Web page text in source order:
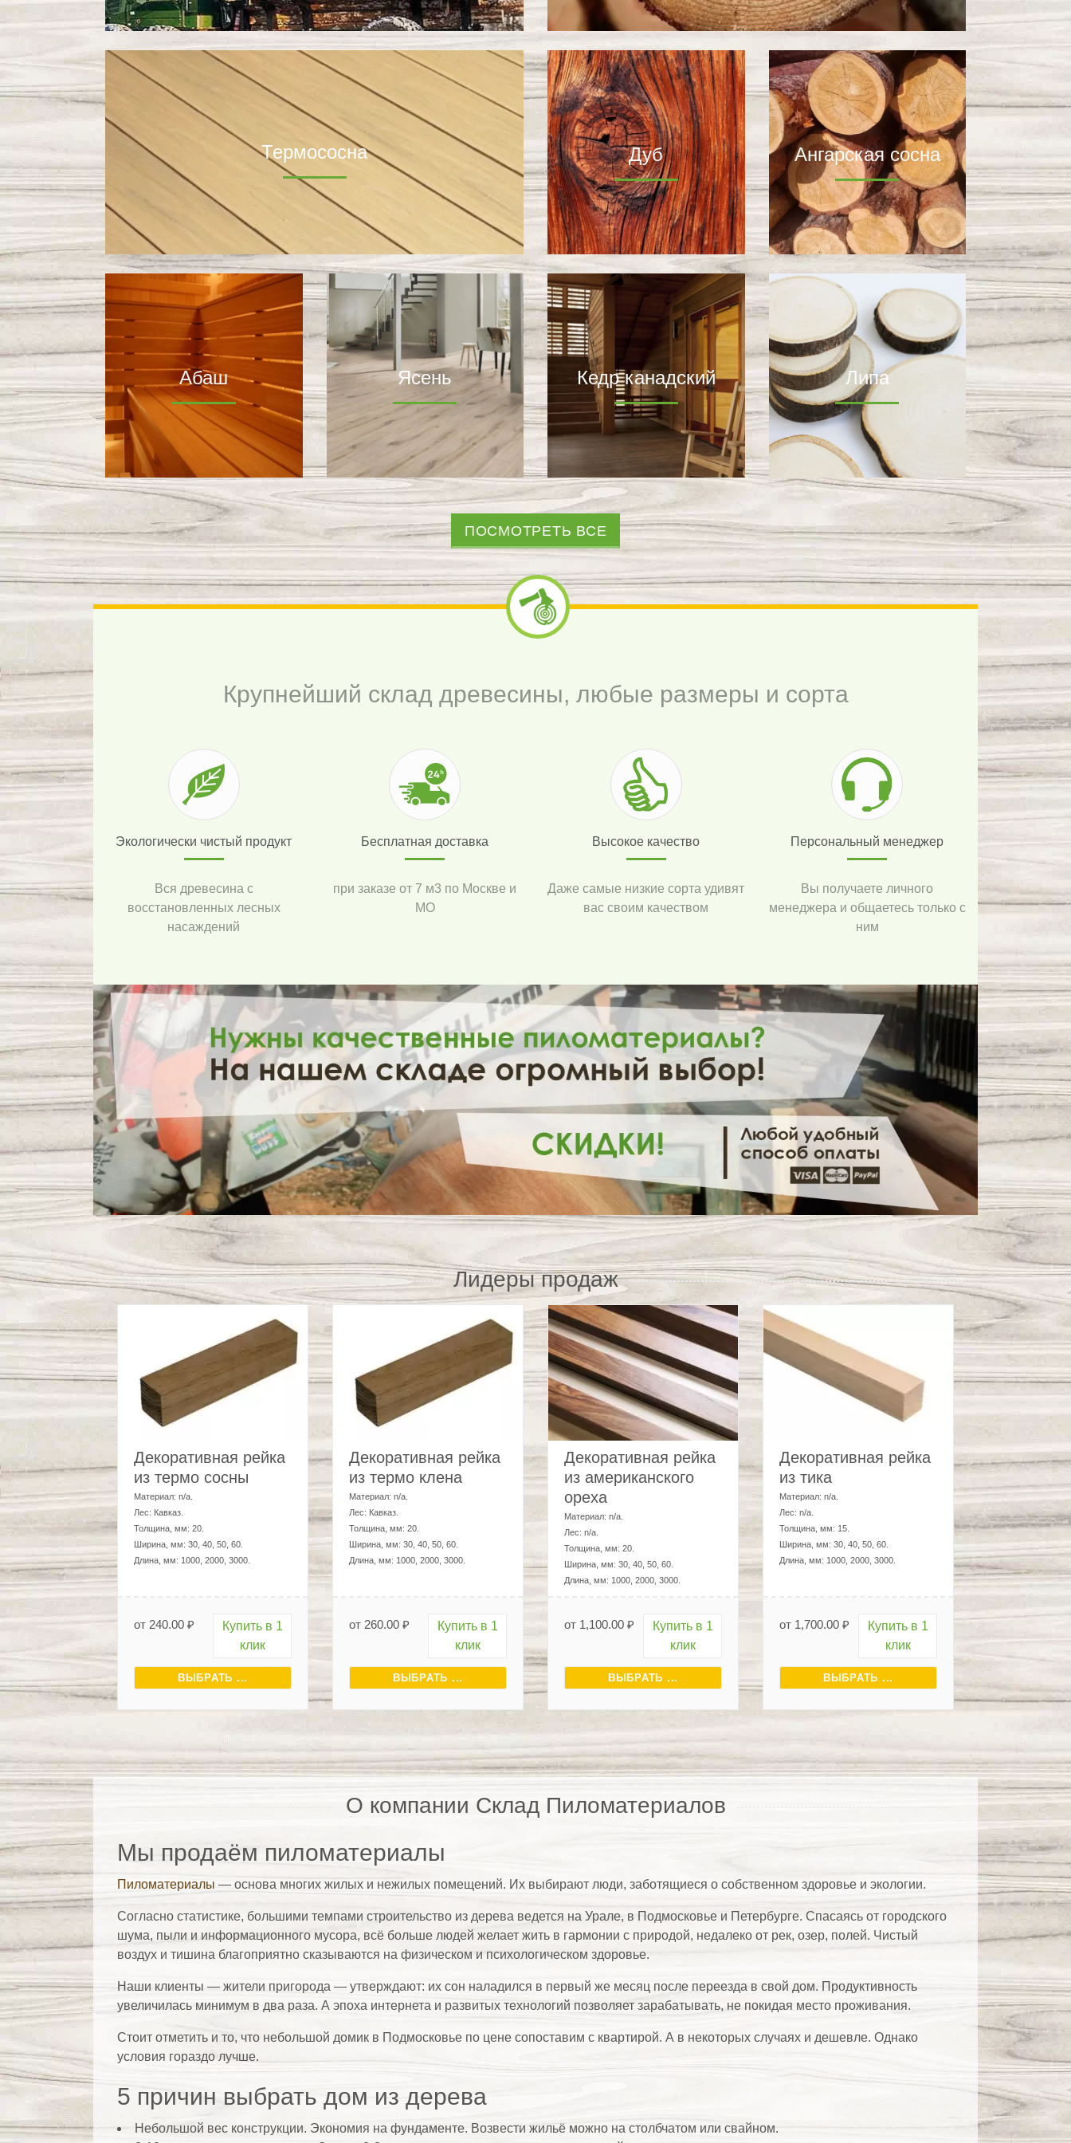
Термососна Дуб Ангарская сосна
Абаш Ясень Кедр канадский Липа
ПОСМОТРЕТЬ ВСЕ
Крупнейший склад древесины, любые размеры и сорта
Экологически чистый продукт
Вся древесина с
восстановленных лесных
насаждений
Бесплатная доставка
при заказе от 7 м3 по Москве и
МО
Высокое качество
Даже самые низкие сорта удивят
вас своим качеством
Персональный менеджер
Вы получаете личного
менеджера и общаетесь только с
ним
Лидеры продаж
Декоративная рейка
из термо сосны
n/a.
Лес:Кавказ
Толщина, мм:
Ширина, мм:
30, 40, 50, 60
Длина, мм:1000, 2000, 3000
от240.00₽
Купить в 1
Декоративная рейка
из термо клена
n/a.
Лес:Кавказ
Толщина, мм:
Ширина, мм:
30, 40, 50, 60
Длина, мм:1000, 2000, 3000
от260.00₽
Купить в 1
Декоративная рейка
из американского
ореха
Материал:n/a.
Лес:n/a.
Толщина, мм: 20.
Ширина, мм:30, 40, 50, 60.
Длина, мм:1000, 2000, 3000.
от1,100.00₽
Купить в 1
Декоративная рейка
из тика
Материал:n/a
Лес:n/a
Толщина, мм:15
30, 40, 50, 60
1000, 2000, 3000.
от1,700.00
О компании Склад Пиломатериалов
Мы продаём пиломатериалы
— основа многих жилых и нежилых помещений. Их выбирают люди, заботящиеся о собственном здоровье и экологии.
Согласно статистике, большими темпами строительство из дерева ведется на Урале, в Подмосковье и Петербурге. Спасаясь от городского
воздух и тишина благоприятно сказываются на физическом и психологическом здоровье.
Наши клиенты — жители пригорода — утверждают: их сон наладился в первый же месяц после переезда в свой дом. Продуктивность
увеличилась минимум в два раза. А эпоха интернета и развитых технологий позволяет зарабатывать, не покидая место проживания.
Стоит отметить и то, что небольшой домик в Подмосковье по цене сопоставим с квартирой. А в некоторых случаях и дешевле. Однако
условия гораздо лучше.
5 причин выбрать дом из дерева
Небольшой вес конструкции. Экономия на фундаменте. Возвести жильё можно на столбчатом или свайном.
8-10 недель на строительство. Спустя 2-3 месяца вы получите полностью готовый к эксплуатации дом.
Срок службы минимум 50 лет. Хорошие пиломатериалы прекрасно выдерживают перепады температур, защищая от ветра и дождя.
Лучший микроклимат для здоровой жизни. Влажность и температура в доме, отделанном пиломатериалами, находятся в оптимальном
Какие пиломатериалы купить?